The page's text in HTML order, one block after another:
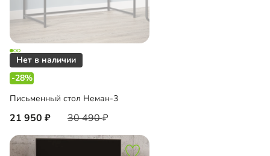
-28%
Письменный стол Неман-3
21 950 30 490